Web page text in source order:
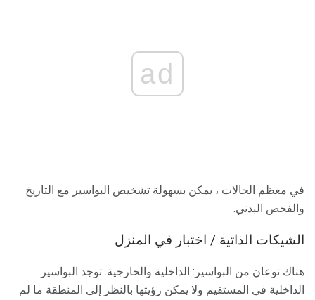
ad
في معظم الحالات ، يمكن بسهولة تشخيص البواسير مع التاريخ
والفحص البدني.
الشيكات الذاتية / اختبار في المنزل
هناك نوعان من البواسير: الداخلية والخارجية. توجد البواسير
الداخلية في المستقيم ولا يمكن رؤيتها بالنظر إلى المنطقة ما لم